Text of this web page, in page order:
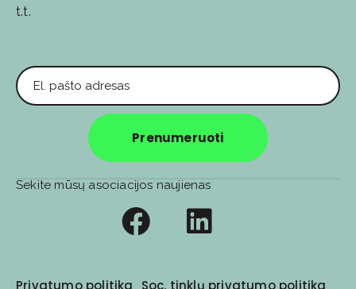
t.t.
Prenumeruoti
Privatumo politika Soc. tinklų privatumo politika
Sekite mūsų asociacijos naujienas